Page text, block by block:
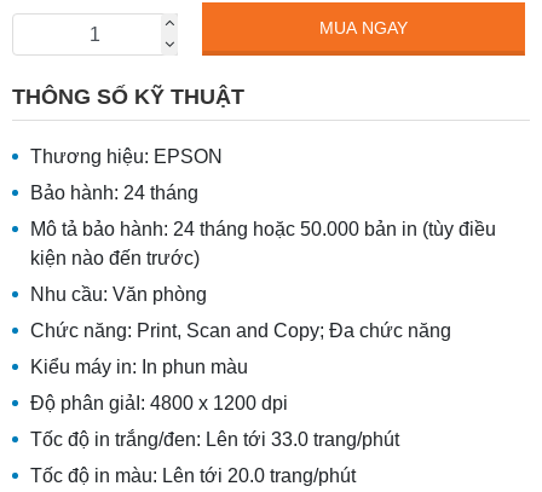
MUA NGAY
THÔNG SỐ KỸ THUẬT
Thương hiệu: EPSON
Bảo hành: 24 tháng
Mô tả bảo hành: 24 tháng hoặc 50.000 bản in (tùy điều
kiện nào đến trước)
Nhu cầu: Văn phòng
Chức năng: Print, Scan and Copy; Đa chức năng
Kiểu máy in: In phun màu
Độ phân giảI: 4800 x 1200 dpi
Tốc độ in trắng/đen: Lên tới 33.0 trang/phút
Tốc độ in màu: Lên tới 20.0 trang/phút